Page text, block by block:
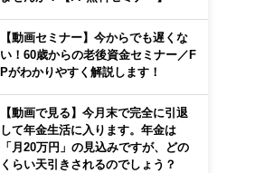
【動画セミナー】今からでも遅くな
い！60歳からの老後資金セミナー／F
Pがわかりやすく解説します！
【動画で見る】今月末で完全に引退
して年金生活に入ります。年金は
「月20万円」の見込みですが、どの
くらい天引きされるのでしょう？